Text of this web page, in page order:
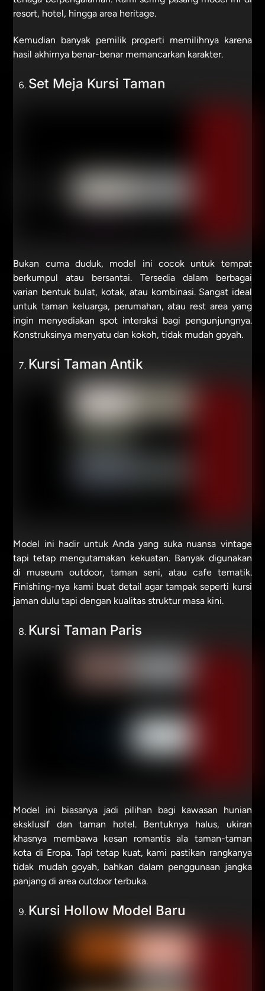
resort, hotel, hingga area heritage.
Kemudian banyak pemilik properti memilihnya karena
hasil akhirnya benar-benar memancarkan karakter.
Set Meja Kursi Taman
Bukan cuma duduk, model ini cocok untuk tempat
berkumpul atau bersantai. Tersedia dalam berbagai
varian bentuk bulat, kotak, atau kombinasi. Sangat ideal
untuk taman keluarga, perumahan, atau rest area yang
ingin menyediakan spot interaksi bagi pengunjungnya.
Konstruksinya menyatu dan kokoh, tidak mudah goyah.
Kursi Taman Antik
Model ini hadir untuk Anda yang suka nuansa vintage
tapi tetap mengutamakan kekuatan. Banyak digunakan
di museum outdoor, taman seni, atau cafe tematik.
Finishing-nya kami buat detail agar tampak seperti kursi
jaman dulu tapi dengan kualitas struktur masa kini.
Kursi Taman Paris
Model ini biasanya jadi pilihan bagi kawasan hunian
eksklusif dan taman hotel. Bentuknya halus, ukiran
khasnya membawa kesan romantis ala taman-taman
kota di Eropa. Tapi tetap kuat, kami pastikan rangkanya
tidak mudah goyah, bahkan dalam penggunaan jangka
panjang di area outdoor terbuka.
Kursi Hollow Model Baru